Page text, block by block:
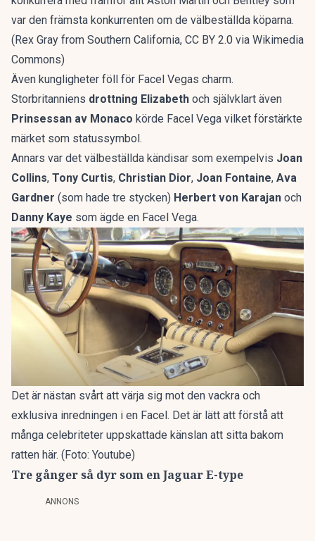
var den främsta konkurrenten om de välbeställda köparna.
(Rex Gray from Southern California, CC BY 2.0 via Wikimedia
Commons)
Även kungligheter föll för Facel Vegas charm.
Storbritanniens drottning Elizabeth och självklart även
Prinsessan av Monaco körde Facel Vega vilket förstärkte
märket som statussymbol.
Annars var det välbeställda kändisar som exempelvis Joan
Collins, Tony Curtis, Christian Dior, Joan Fontaine, Ava
Gardner (som hade tre stycken) Herbert von Karajan och
Danny Kaye som ägde en Facel Vega.
Det är nästan svårt att värja sig mot den vackra och
exklusiva inredningen i en Facel. Det är lätt att förstå att
många celebriteter uppskattade känslan att sitta bakom
ratten här. (Foto: Youtube)
Tre gånger så dyr som en Jaguar E-type
ANNONS